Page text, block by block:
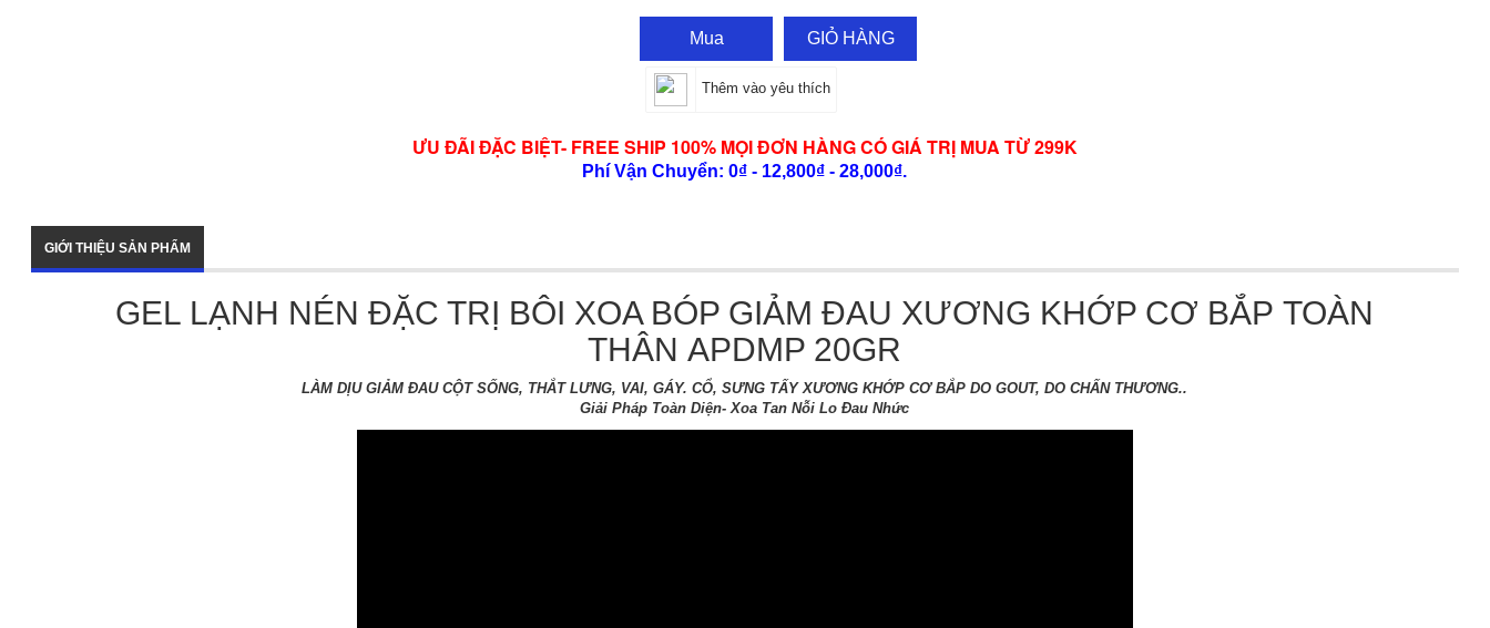
Mua GIỎ HÀNG
Thêm vào yêu thích
ƯU ĐÃI ĐẶC BIỆT- FREE SHIP 100% MỌI ĐƠN HÀNG CÓ GIÁ TRỊ MUA TỪ 299K
Phí Vận Chuyển: 0₫ - 12,800₫ - 28,000₫.
GIỚI THIỆU SẢN PHẨM
GEL LẠNH NÉN ĐẶC TRỊ BÔI XOA BÓP GIẢM ĐAU XƯƠNG KHỚP CƠ BẮP TOÀN
THÂN APDMP 20GR
LÀM DỊU GIẢM ĐAU CỘT SỐNG, THẮT LƯNG, VAI, GÁY. CỔ, SƯNG TẤY XƯƠNG KHỚP CƠ BẮP DO GOUT, DO CHẤN THƯƠNG..
Giải Pháp Toàn Diện- Xoa Tan Nỗi Lo Đau Nhức